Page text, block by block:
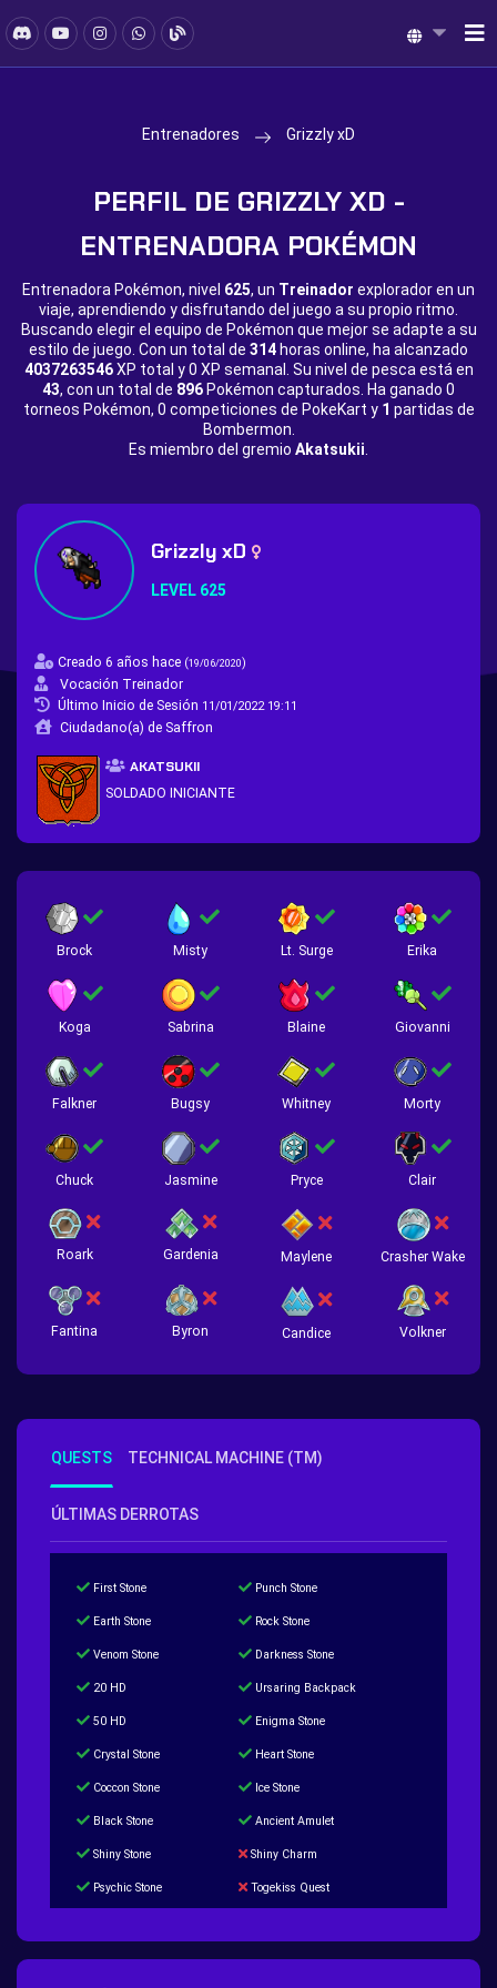
Entrenadores Grizzly xD
PERFIL DE GRIZZLY XD -
ENTRENADORA POKÉMON
Entrenadora Pokémon, nivel 625, un Treinador explorador en un
viaje, aprendiendo y disfrutando del juego a su propio ritmo.
Buscando elegir el equipo de Pokémon que mejor se adapte a su
estilo de juego. Con un total de 314 horas online, ha alcanzado
4037263546XP total y0 XP semanal. Su nivel de pesca está en
43, con un total de 896 Pokémon capturados. Ha ganado 0
torneos Pokémon, 0 competiciones de PokeKart y 1 partidas de
Bombermon.
Es miembro del gremio Akatsukii
Grizzly xD
LEVEL 625
Creado 6 años hace (19/06/2020)
Vocación Treinador
Último Inicio de Sesión 11/01/2022 19:11
Ciudadano(a) de Saffron
AKATSUKII
SOLDADO INICIANTE
Brock Misty Lt. Surge Erika
Koga Sabrina Blaine Giovanni
Falkner Bugsy Whitney Morty
Chuck Jasmine Pryce Clair
Roark Gardenia Maylene Crasher Wake
Fantina Byron Candice Volkner
QUESTS TECHNICAL MACHINE (TM)
ÚLTIMAS DERROTAS
First Stone Punch Stone
Earth Stone Rock Stone
Venom Stone Darkness Stone
20 HD Ursaring Backpack
50 HD Enigma Stone
Crystal Stone Heart Stone
Coccon Stone Ice Stone
Black Stone Ancient Amulet
Shiny Stone Shiny Charm
Psychic Stone Togekiss Quest